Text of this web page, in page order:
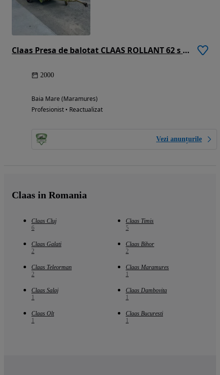
Claas Presa de balotat CLAAS ROLLANT 62 s ATA+PlASA
2000
Baia Mare (Maramures)
Profesionist • Reactualizat
Vezi anunțurile
Claas in Romania
Claas Cluj
6
Claas Timis
5
Claas Galati
2
Claas Bihor
2
Claas Teleorman
2
Claas Maramures
1
Claas Salaj
1
Claas Dambovita
1
Claas Olt
1
Claas Bucuresti
1